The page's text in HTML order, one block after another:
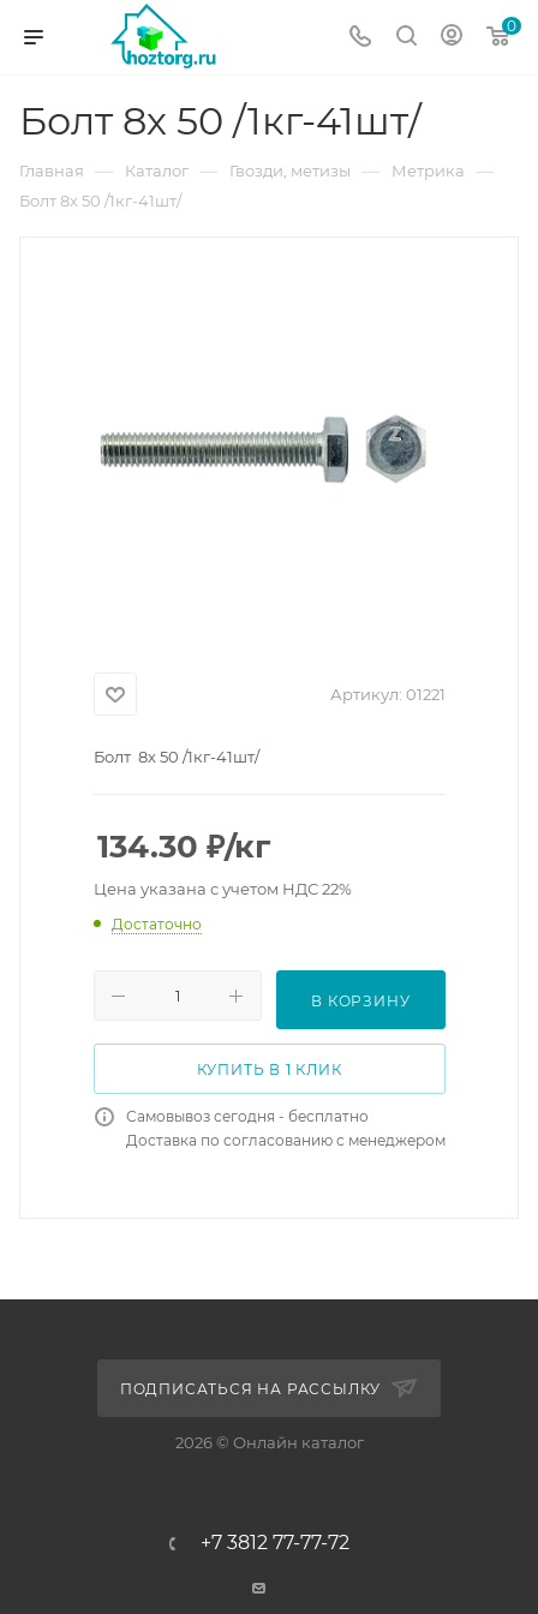
0
Болт 8х 50 /1кг-41шт/
Главная — Каталог — Гвозди, метизы — Метрика —
Болт 8х 50 /1кг-41шт/
Артикул: 01221
Болт 8х 50 /1кг-41шт/
134.30 ₽/кг
Цена указана с учетом НДС 22%
Достаточно
В КОРЗИНУ
КУПИТЬ В 1 КЛИК
Самовывоз сегодня - бесплатно
Доставка по согласованию с менеджером
ПОДПИСАТЬСЯ НА РАССЫЛКУ
2026 © Онлайн каталог
+7 3812 77-77-72